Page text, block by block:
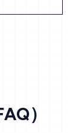
）